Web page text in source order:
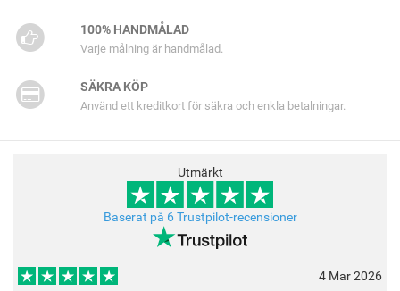
100% HANDMÅLAD
Varje målning är handmålad.
SÄKRA KÖP
Använd ett kreditkort för säkra och enkla betalningar.
Utmärkt
Baserat på 6 Trustpilot-recensioner
4 Mar 2026